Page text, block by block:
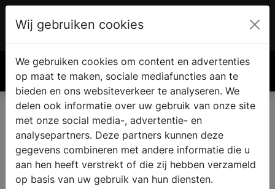
€ 0.00
Wij gebruiken cookies
We gebruiken cookies om content en advertenties
op maat te maken, sociale mediafuncties aan te
bieden en ons websiteverkeer te analyseren. We
delen ook informatie over uw gebruik van onze site
met onze social media-, advertentie- en
analysepartners. Deze partners kunnen deze
gegevens combineren met andere informatie die u
aan hen heeft verstrekt of die zij hebben verzameld
op basis van uw gebruik van hun diensten.